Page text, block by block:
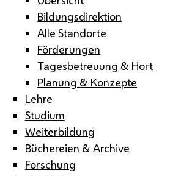
Bildungsdirektion
Alle Standorte
Förderungen
Tagesbetreuung & Hort
Planung & Konzepte
Lehre
Studium
Weiterbildung
Büchereien & Archive
Forschung